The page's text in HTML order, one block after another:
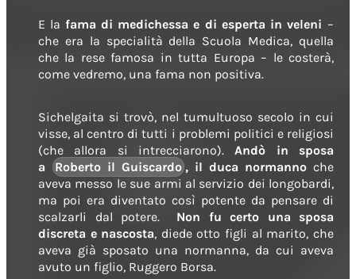
E la fama di medichessa e di esperta in veleni –
che era la specialità della Scuola Medica, quella
che la rese famosa in tutta Europa – le costerà,
come vedremo, una fama non positiva.
Sichelgaita si trovò, nel tumultuoso secolo in cui
visse, al centro di tutti i problemi politici e religiosi
(che allora si intrecciarono). Andò in sposa
a
Roberto il Guiscardo , il duca normanno che
aveva messo le sue armi al servizio dei longobardi,
ma poi era diventato così potente da pensare di
scalzarli dal potere. Non fu certo una sposa
discreta e nascosta, diede otto figli al marito, che
aveva già sposato una normanna, da cui aveva
avuto un figlio, Ruggero Borsa.